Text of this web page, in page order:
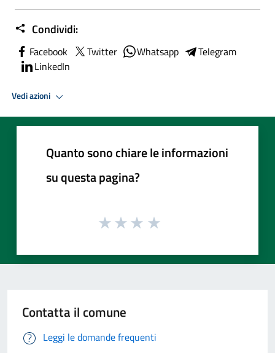
Condividi:
Facebook Twitter Whatsapp
Telegram
LinkedIn
Vedi azioni
Quanto sono chiare le informazioni
su questa pagina?
Contatta il comune
Leggi le domande frequenti